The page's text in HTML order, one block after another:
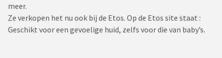
meer.
Ze verkopen het nu ook bij de Etos. Op de Etos site staat :
Geschikt voor een gevoelige huid, zelfs voor die van baby’s.